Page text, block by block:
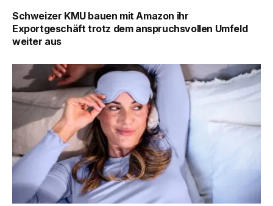
Schweizer KMU bauen mit Amazon ihr
Exportgeschäft trotz dem anspruchsvollen Umfeld
weiter aus